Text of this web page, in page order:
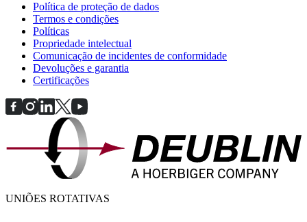
Política de proteção de dados
Termos e condições
Políticas
Propriedade intelectual
Comunicação de incidentes de conformidade
Devoluções e garantia
Certificações
UNIÕES ROTATIVAS